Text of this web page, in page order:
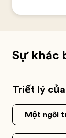
Sự khác
Triết lý
Một ngôi